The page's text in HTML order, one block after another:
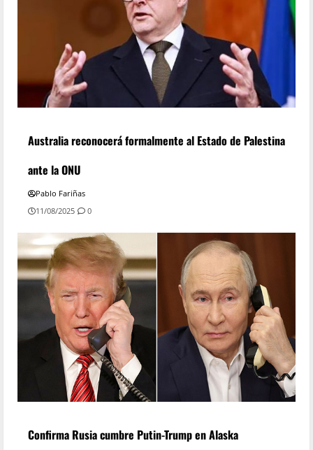
Australia reconocerá formalmente al Estado de Palestina
ante la ONU
Pablo Fariñas
11/08/2025
0
Confirma Rusia cumbre Putin-Trump en Alaska